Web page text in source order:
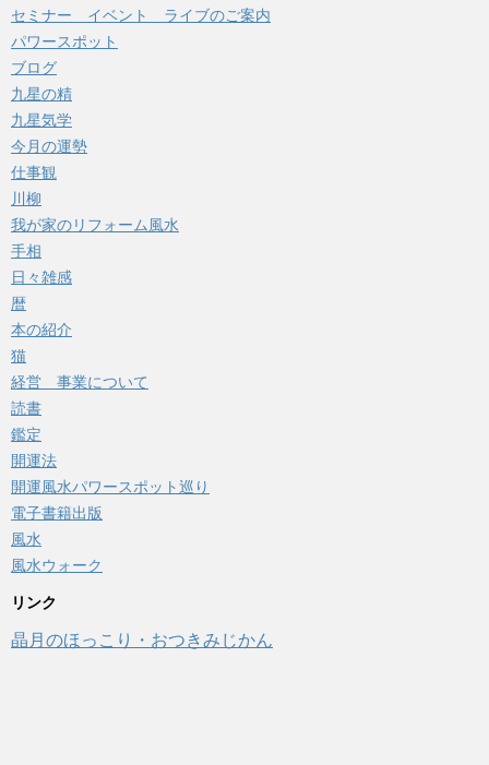
セミナー イベント ライブのご案内
パワースポット
ブログ
九星の精
九星気学
今月の運勢
仕事観
川柳
我が家のリフォーム風水
手相
日々雑感
暦
本の紹介
猫
経営 事業について
読書
鑑定
開運法
開運風水パワースポット巡り
電子書籍出版
風水
風水ウォーク
リンク
晶月のほっこり・おつきみじかん